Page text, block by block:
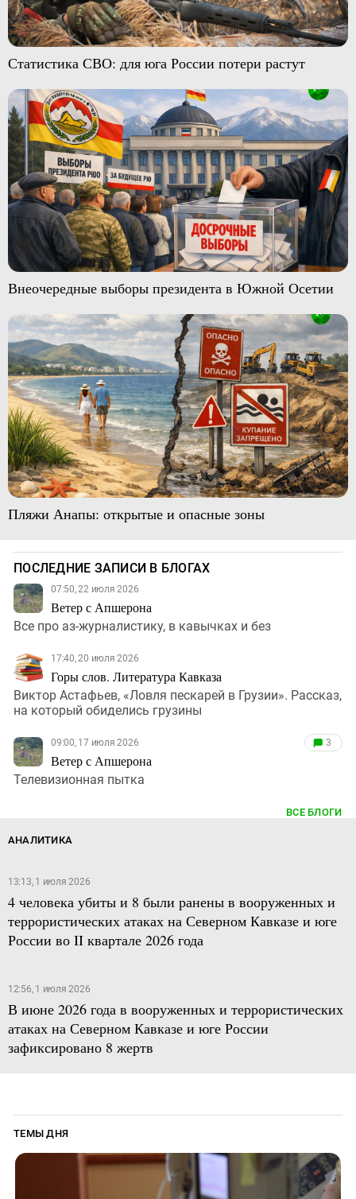
Статистика СВО: для юга России потери растут
Внеочередные выборы президента в Южной Осетии
Пляжи Анапы: открытые и опасные зоны
ПОСЛЕДНИЕ ЗАПИСИ В БЛОГАХ
07:50, 22 июля 2026
Ветер с Апшерона
Все про аз-журналистику, в кавычках и без
17:40, 20 июля 2026
Горы слов. Литература Кавказа
Виктор Астафьев, «Ловля пескарей в Грузии». Рассказ,
на который обиделись грузины
09:00, 17 июля 2026
Ветер с Апшерона
3
Телевизионная пытка
ВСЕ БЛОГИ
АНАЛИТИКА
13:13, 1 июля 2026
4 человека убиты и 8 были ранены в вооруженных и
террористических атаках на Северном Кавказе и юге
России во II квартале 2026 года
12:56, 1 июля 2026
В июне 2026 года в вооруженных и террористических
атаках на Северном Кавказе и юге России
зафиксировано 8 жертв
ТЕМЫ ДНЯ